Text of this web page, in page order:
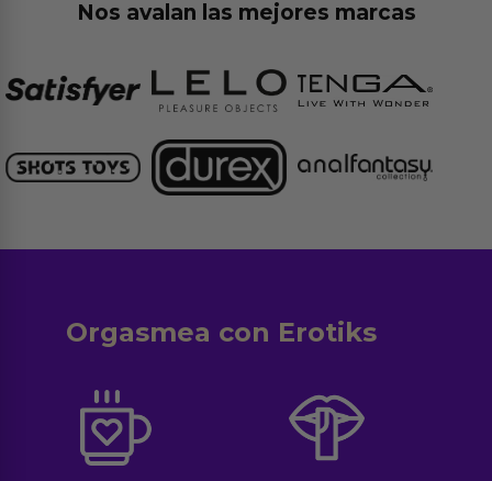
Nos avalan las mejores marcas
Orgasmea con Erotiks